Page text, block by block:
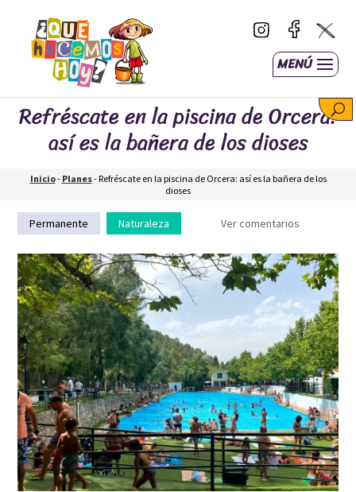
MENÚ
Refréscate en la piscina de Orcera:
así es la bañera de los dioses
Inicio- Planes- Refréscate en la piscina de Orcera: así es la bañera de los
dioses
Permanente Naturaleza Ver comentarios